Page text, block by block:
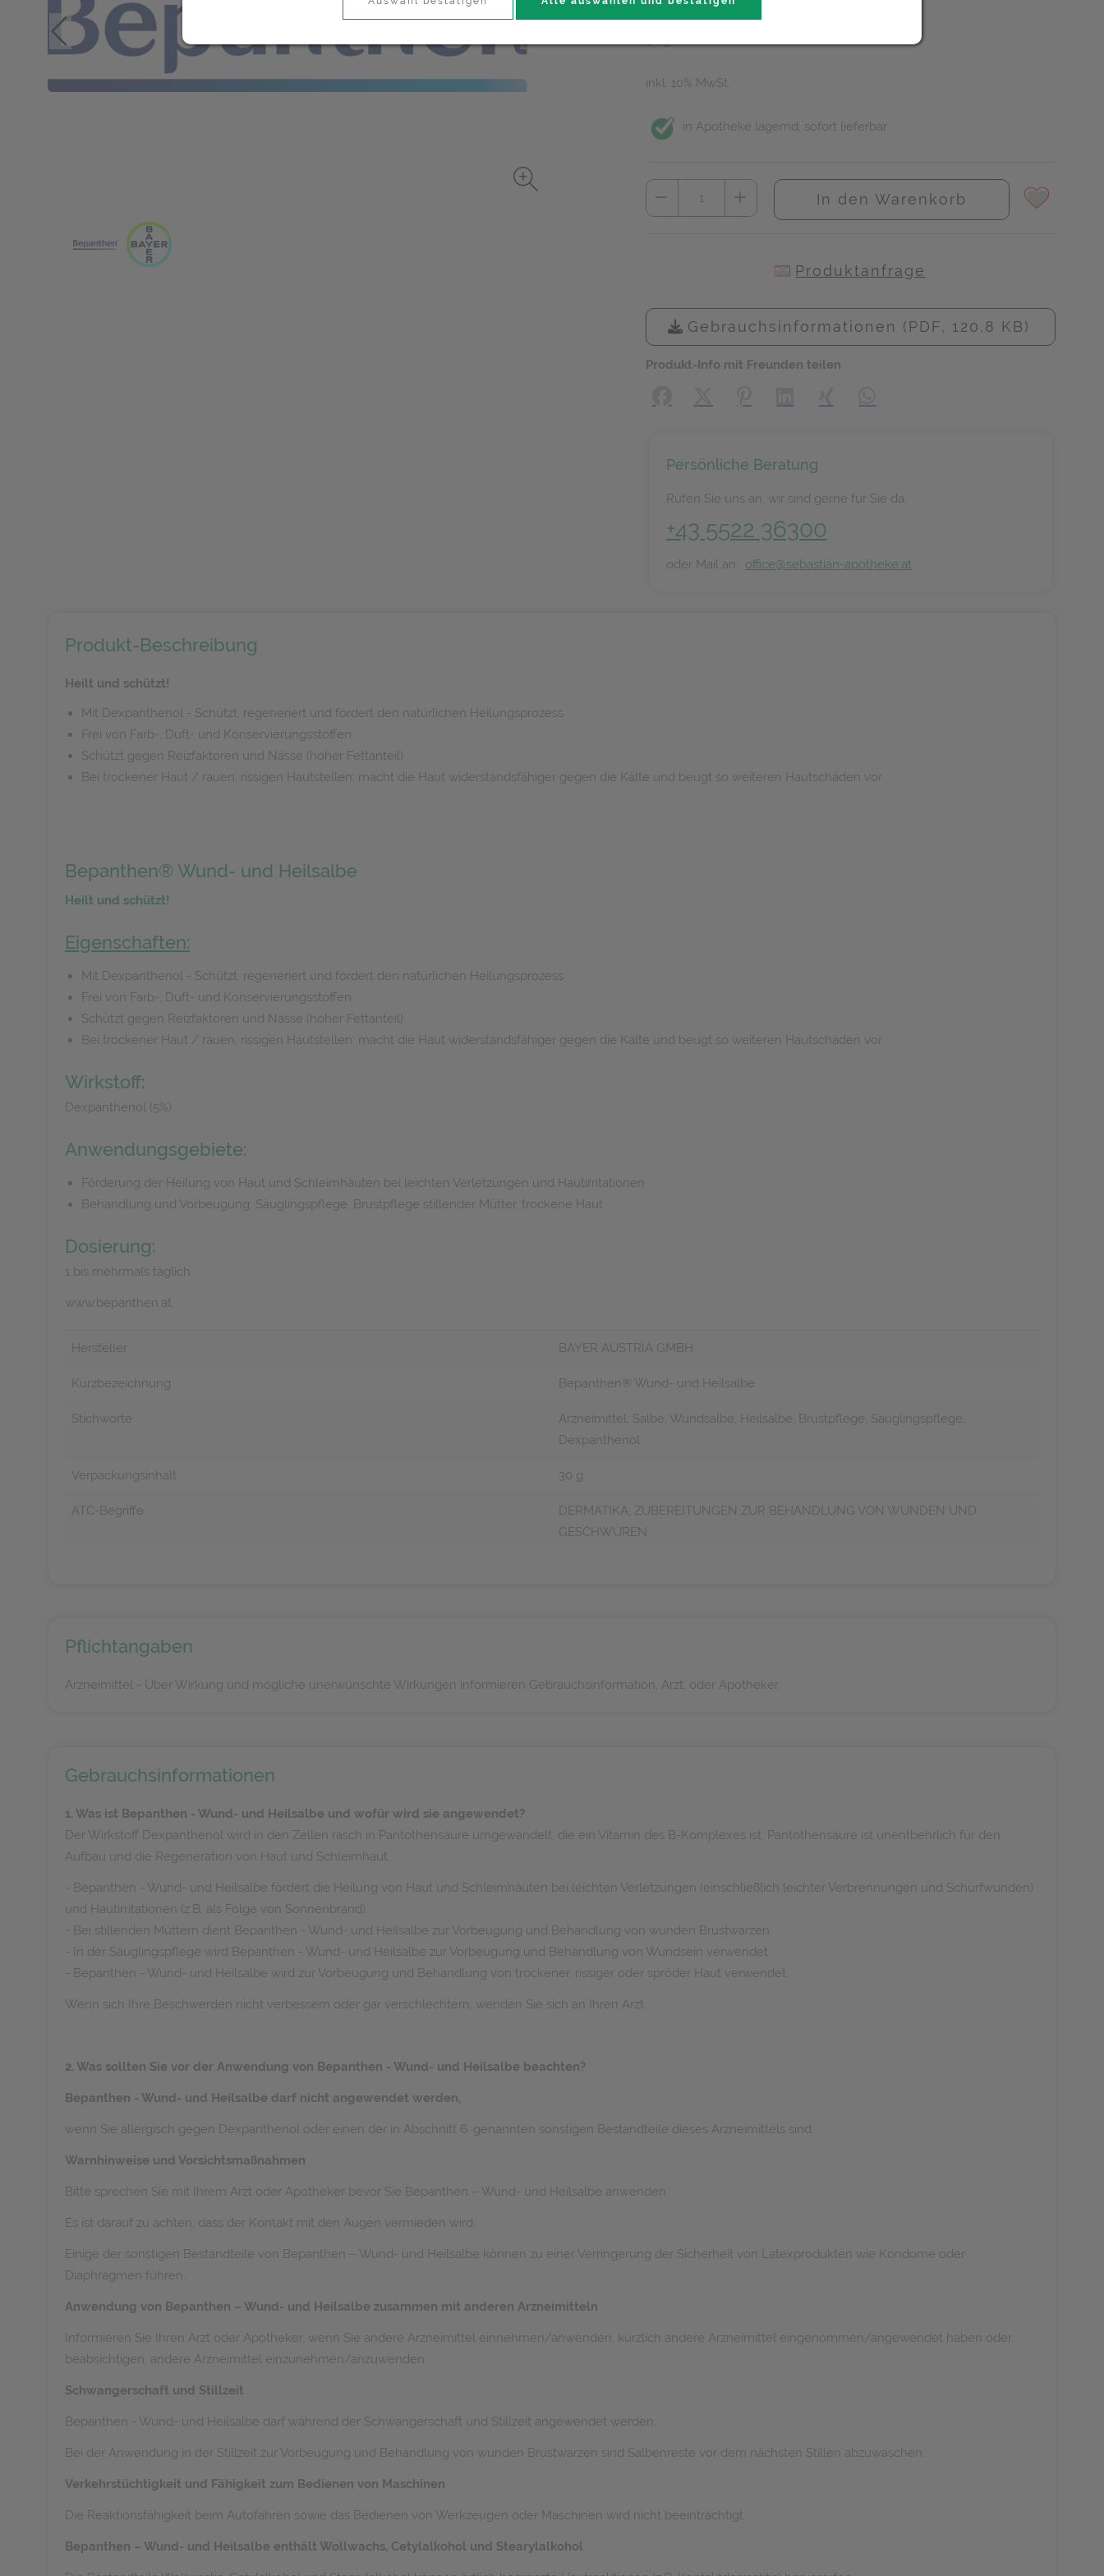
9,15 EUR
inkl. 10% MwSt.
in Apotheke lagernd, sofort lieferbar
In den Warenkorb
Produktanfrage
Gebrauchsinformationen (PDF, 120,8 KB)
Produkt-Info mit Freunden teilen
Persönliche Beratung
Rufen Sie uns an, wir sind gerne für Sie da.
+43 5522 36300
oder Mail an: office@sebastian-apotheke.at
Produkt-Beschreibung
Heilt und schützt!
Mit Dexpanthenol - Schützt, regeneriert und fördert den natürlichen Heilungsprozess
Frei von Farb-, Duft- und Konservierungsstoffen
Schützt gegen Reizfaktoren und Nässe (hoher Fettanteil)
Bei trockener Haut / rauen, rissigen Hautstellen: macht die Haut widerstandsfähiger gegen die Kälte und beugt so weiteren Hautschäden vor
Bepanthen® Wund- und Heilsalbe
Heilt und schützt!
Eigenschaften:
Mit Dexpanthenol - Schützt, regeneriert und fördert den natürlichen Heilungsprozess
Frei von Farb-, Duft- und Konservierungsstoffen
Schützt gegen Reizfaktoren und Nässe (hoher Fettanteil)
Bei trockener Haut / rauen, rissigen Hautstellen: macht die Haut widerstandsfähiger gegen die Kälte und beugt so weiteren Hautschäden vor
Wirkstoff:
Dexpanthenol (5%)
Anwendungsgebiete:
Förderung der Heilung von Haut und Schleimhäuten bei leichten Verletzungen und Hautirritationen
Behandlung und Vorbeugung: Säuglingspflege, Brustpflege stillender Mütter, trockene Haut
Dosierung:
1 bis mehrmals täglich
www.bepanthen.at
Hersteller BAYER AUSTRIA GMBH
Kurzbezeichnung Bepanthen® Wund- und Heilsalbe
Stichworte
Arzneimittel, Salbe, Wundsalbe, Heilsalbe, Brustpflege, Säuglingspflege,
Dexpanthenol
Verpackungsinhalt 30 g
ATC-Begriffe
DERMATIKA, ZUBEREITUNGEN ZUR BEHANDLUNG VON WUNDEN UND
GESCHWÜREN
Pflichtangaben
Arzneimittel - Über Wirkung und mögliche unerwünschte Wirkungen informieren Gebrauchsinformation, Arzt, oder Apotheker.
Gebrauchsinformationen
1. Was ist Bepanthen - Wund- und Heilsalbe und wofür wird sie angewendet?
Der Wirkstoff Dexpanthenol wird in den Zellen rasch in Pantothensäure umgewandelt, die ein Vitamin des B-Komplexes ist. Pantothensäure ist unentbehrlich für den
Aufbau und die Regeneration von Haut und Schleimhaut.
- Bepanthen - Wund- und Heilsalbe fördert die Heilung von Haut und Schleimhäuten bei leichten Verletzungen (einschließlich leichter Verbrennungen und Schürfwunden)
und Hautirritationen (z.B. als Folge von Sonnenbrand).
- Bei stillenden Müttern dient Bepanthen - Wund- und Heilsalbe zur Vorbeugung und Behandlung von wunden Brustwarzen.
- In der Säuglingspflege wird Bepanthen - Wund- und Heilsalbe zur Vorbeugung und Behandlung von Wundsein verwendet.
- Bepanthen - Wund- und Heilsalbe wird zur Vorbeugung und Behandlung von trockener, rissiger oder spröder Haut verwendet.
Wenn sich Ihre Beschwerden nicht verbessern oder gar verschlechtern, wenden Sie sich an Ihren Arzt.
2. Was sollten Sie vor der Anwendung von Bepanthen - Wund- und Heilsalbe beachten?
Bepanthen - Wund- und Heilsalbe darf nicht angewendet werden,
wenn Sie allergisch gegen Dexpanthenol oder einen der in Abschnitt 6. genannten sonstigen Bestandteile dieses Arzneimittels sind.
Warnhinweise und Vorsichtsmaßnahmen
Bitte sprechen Sie mit Ihrem Arzt oder Apotheker bevor Sie Bepanthen – Wund- und Heilsalbe anwenden.
Es ist darauf zu achten, dass der Kontakt mit den Augen vermieden wird.
Einige der sonstigen Bestandteile von Bepanthen – Wund- und Heilsalbe können zu einer Verringerung der Sicherheit von Latexprodukten wie Kondome oder
Diaphragmen führen.
Anwendung von Bepanthen – Wund- und Heilsalbe zusammen mit anderen Arzneimitteln
Informieren Sie Ihren Arzt oder Apotheker, wenn Sie andere Arzneimittel einnehmen/anwenden, kürzlich andere Arzneimittel eingenommen/angewendet haben oder
beabsichtigen, andere Arzneimittel einzunehmen/anzuwenden.
Schwangerschaft und Stillzeit
Bepanthen - Wund- und Heilsalbe darf während der Schwangerschaft und Stillzeit angewendet werden.
Bei der Anwendung in der Stillzeit zur Vorbeugung und Behandlung von wunden Brustwarzen sind Salbenreste vor dem nächsten Stillen abzuwaschen.
Verkehrstüchtigkeit und Fähigkeit zum Bedienen von Maschinen
Die Reaktionsfähigkeit beim Autofahren sowie das Bedienen von Werkzeugen oder Maschinen wird nicht beeinträchtigt.
Bepanthen – Wund- und Heilsalbe enthält Wollwachs, Cetylalkohol und Stearylalkohol